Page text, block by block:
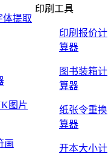
体提取
图片
画
印刷工具
印刷报价计
算器
图书装箱计
算器
纸张令重换
算器
开本大小计